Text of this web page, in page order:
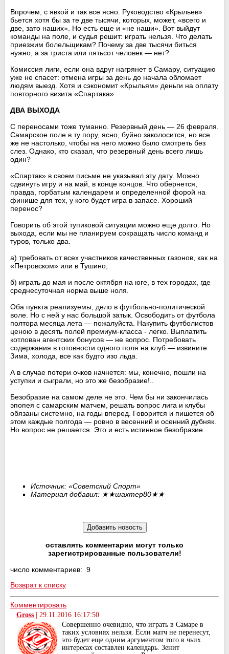
Впрочем, с явкой и так все ясно. Руководство «Крыльев»
бьется хотя бы за те две тысячи, которых, может, «всего и
две, зато наших». Но есть еще и «не наши». Вот выйдут
команды на поле, и судья решит: играть нельзя. Что делать
приезжим болельщикам? Почему за две тысячи биться
нужно, а за триста или пятьсот человек — нет?
Комиссия лиги, если она вдруг нагрянет в Самару, ситуацию
уже не спасет: отмена игры за день до начала обломает
людям выезд. Хотя и сэкономит «Крыльям» деньги на оплату
повторного визита «Спартака».
ДВА ВЫХОДА
С переносами тоже туманно. Резервный день — 26 февраля.
Самарское поле в ту пору, ясно, буйно заколосится, но все
же не настолько, чтобы на него можно было смотреть без
слез. Однако, кто сказал, что резервный день всего лишь
один?
«Спартак» в своем письме не указывал эту дату. Можно
сдвинуть игру и на май, в конце концов. Что обернется,
правда, горбатым календарем и определенной форой на
финише для тех, у кого будет игра в запасе. Хороший
перенос?
Говорить об этой тупиковой ситуации можно еще долго. Но
выхода, если мы не планируем сокращать число команд и
туров, только два.
а) требовать от всех участников качественных газонов, как на
«Петровском» или в Тушино;
б) играть до мая и после октября на юге, в тех городах, где
среднесуточная норма выше ноля.
Оба пункта реализуемы, дело в футбольно-политической
воле. Но с ней у нас большой затык. Освободить от футбола
полтора месяца лета — пожалуйста. Накупить футболистов
ценою в десять полей премиум-класса - легко. Выплатить
котлован агентских бонусов — не вопрос. Потребовать
содержания в готовности одного поля на клуб — извините.
Зима, холода, все как будто изо льда.
А в случае потери очков начнется: мы, конечно, пошли на
уступки и сыграли, но это же безобразие!..
Безобразие на самом деле не это. Чем бы ни закончилась
эпопея с самарским матчем, решать вопрос лига и клубы
обязаны системно, на годы вперед. Говорится и пишется об
этом каждые полгода — ровно в весенний и осенний дубняк.
Но вопрос не решается. Это и есть истинное безобразие.
Источник: «Советский Спорт»
Материал добавил: ★★шахтер80★★
оставлять комментарии могут только
зарегистрированные пользователи!
число комментариев: 9
Возврат к списку
Комментировать
Gross | 29.11.2016 16:17:50
Совершенно очевидно, что играть в Самаре в
таких условиях нельзя. Если матч не перенесут,
это будет еще одним аргументом того в чьих
интересах составлен календарь. Зенит